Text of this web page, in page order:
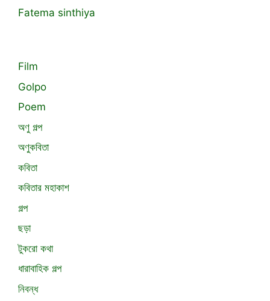
Fatema sinthiya
Film
Golpo
Poem
অণু গল্প
অণুকবিতা
কবিতা
কবিতার মহাকাশ
গল্প
ছড়া
টুকরো কথা
ধারাবাহিক গল্প
নিবন্ধ